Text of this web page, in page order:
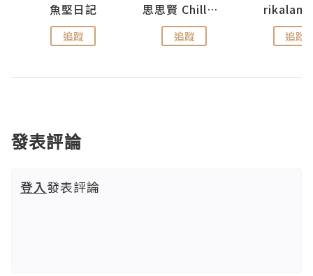
魚堅日記
追蹤
思思賢 ChillMyBabe
追蹤 追蹤
發表評論
登入發表評論